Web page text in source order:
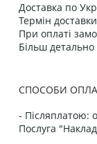
Доставка по
Термін
При оплаті
Більш детально
СПОСОБИ
- Післяплатою:
Послуга